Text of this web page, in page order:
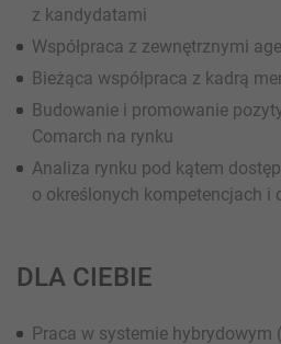
z kandydatami
Współpraca z zewnętrznymi
Bieżąca współpraca z kadrą
Budowanie i promowanie
Comarch na rynku
Analiza rynku pod kątem
o określonych kompetencjach i
DLA CIEBIE
Praca w systemie hybrydowym